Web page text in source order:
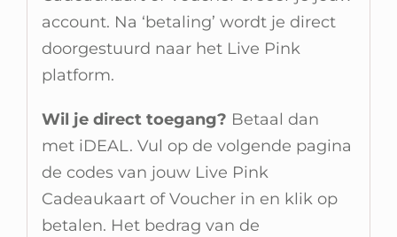
account. Na ‘betaling’ wordt je direct
doorgestuurd naar het Live Pink
platform.
Wil je direct toegang? Betaal dan
met iDEAL. Vul op de volgende pagina
de codes van jouw Live Pink
Cadeaukaart of Voucher in en klik op
betalen. Het bedrag van de